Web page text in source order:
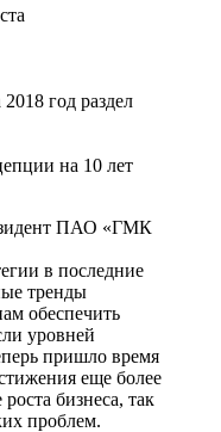
год раздел
на 10 лет
ПАО «ГМК
в последние
тренды
обеспечить
уровней
пришло время
еще более
бизнеса, так
проблем.